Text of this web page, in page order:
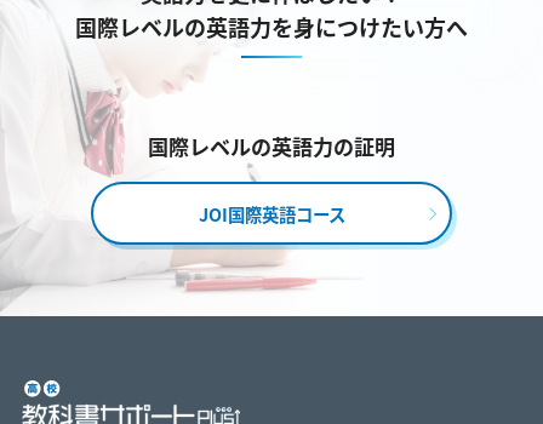
国際レベルの英語力を身につけたい方へ
国際レベルの英語力の証明
JOI国際英語コース